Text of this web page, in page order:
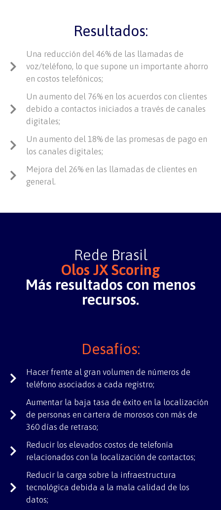
Resultados:
Una reducción del 46% de las llamadas de
voz/teléfono, lo que supone un importante ahorro
en costos telefónicos;
Un aumento del 76% en los acuerdos con clientes
debido a contactos iniciados a través de canales
digitales;
Un aumento del 18% de las promesas de pago en
los canales digitales;
Mejora del 26% en las llamadas de clientes en
general.
Rede Brasil
Olos JX Scoring
Más resultados con menos
recursos.
Desafíos:
Hacer frente al gran volumen de números de
teléfono asociados a cada registro;
Aumentar la baja tasa de éxito en la localización
de personas en cartera de morosos con más de
360 días de retraso;
Reducir los elevados costos de telefonía
relacionados con la localización de contactos;
Reducir la carga sobre la infraestructura
tecnológica debida a la mala calidad de los
datos;